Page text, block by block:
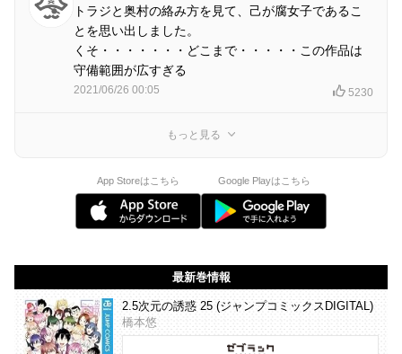
トラジと奥村の絡み方を見て、己が腐女子であるこ
とを思い出しました。
くそ・・・・・・・どこまで・・・・・この作品は
守備範囲が広すぎる
2021/06/26 00:05 5230
もっと見る
App Storeはこちら Google Playはこちら
最新巻情報
2.5次元の誘惑 25 (ジャンプコミックスDIGITAL)
橋本悠